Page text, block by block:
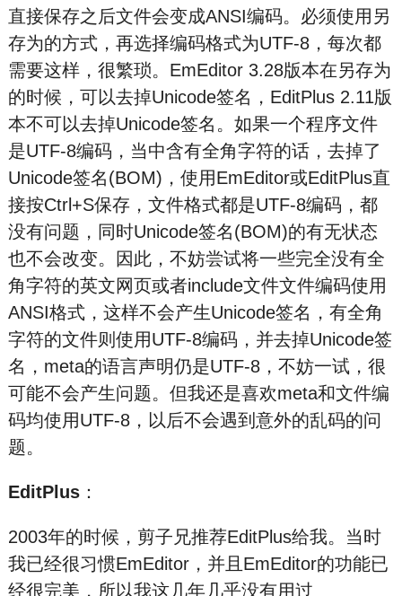
直接保存之后文件会变成ANSI编码。必须使用另
存为的方式，再选择编码格式为UTF-8，每次都
需要这样，很繁琐。EmEditor 3.28版本在另存为
的时候，可以去掉Unicode签名，EditPlus 2.11版
本不可以去掉Unicode签名。如果一个程序文件
是UTF-8编码，当中含有全角字符的话，去掉了
Unicode签名(BOM)，使用EmEditor或EditPlus直
接按Ctrl+S保存，文件格式都是UTF-8编码，都
没有问题，同时Unicode签名(BOM)的有无状态
也不会改变。因此，不妨尝试将一些完全没有全
角字符的英文网页或者include文件文件编码使用
ANSI格式，这样不会产生Unicode签名，有全角
字符的文件则使用UTF-8编码，并去掉Unicode签
名，meta的语言声明仍是UTF-8，不妨一试，很
可能不会产生问题。但我还是喜欢meta和文件编
码均使用UTF-8，以后不会遇到意外的乱码的问
题。
EditPlus：
2003年的时候，剪子兄推荐EditPlus给我。当时
我已经很习惯EmEditor，并且EmEditor的功能已
经很完美，所以我这几年几乎没有用过